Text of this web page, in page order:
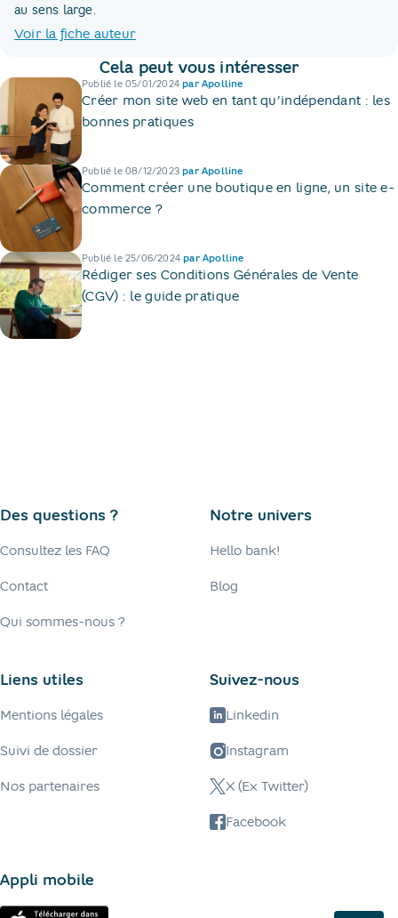
au sens large.
Voir la fiche auteur
Cela peut vous intéresser
Publié le05/01/2024 par Apolline
Créer mon site web en tant qu’indépendant : les
bonnes pratiques
Publié le08/12/2023 par Apolline
Comment créer une boutique en ligne, un site e-
commerce ?
Publié le25/06/2024 par Apolline
Rédiger ses Conditions Générales de Vente
(CGV) : le guide pratique
Des questions ?
Consultez les FAQ
Contact
Qui sommes-nous ?
Notre univers
Hello bank!
Blog
Liens utiles
Mentions légales
Suivi de dossier
Nos partenaires
Suivez-nous
Linkedin
Instagram
X (Ex Twitter)
Facebook
Appli mobile